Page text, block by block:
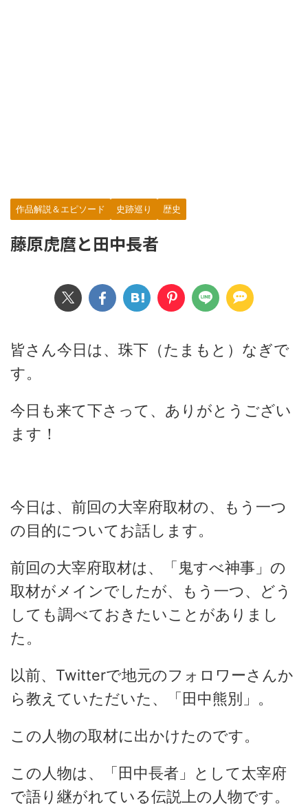
作品解説＆エピソード 史跡巡り 歴史
藤原虎麿と田中長者
皆さん今日は、珠下（たまもと）なぎで
す。
今日も来て下さって、ありがとうござい
ます！
今日は、前回の大宰府取材の、もう一つ
の目的についてお話します。
前回の大宰府取材は、「鬼すべ神事」の
取材がメインでしたが、もう一つ、どう
しても調べておきたいことがありまし
た。
以前、Twitterで地元のフォロワーさんか
ら教えていただいた、「田中熊別」。
この人物の取材に出かけたのです。
この人物は、「田中長者」として太宰府
で語り継がれている伝説上の人物です。